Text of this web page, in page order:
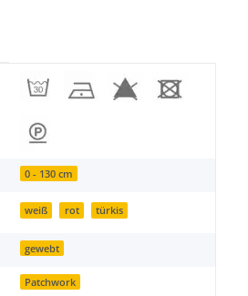
0 - 130 cm
weiß rot türkis
gewebt
Patchwork